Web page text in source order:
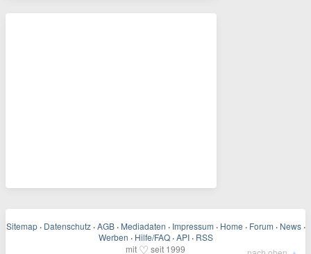
Sitemap · Datenschutz · AGB · Mediadaten · Impressum · Home · Forum · News ·
Werben · Hilfe/FAQ · API · RSS
mit ♡ seit 1999